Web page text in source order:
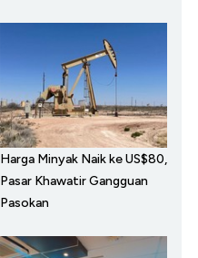
Harga Minyak Naik ke US$80,
Pasar Khawatir Gangguan
Pasokan